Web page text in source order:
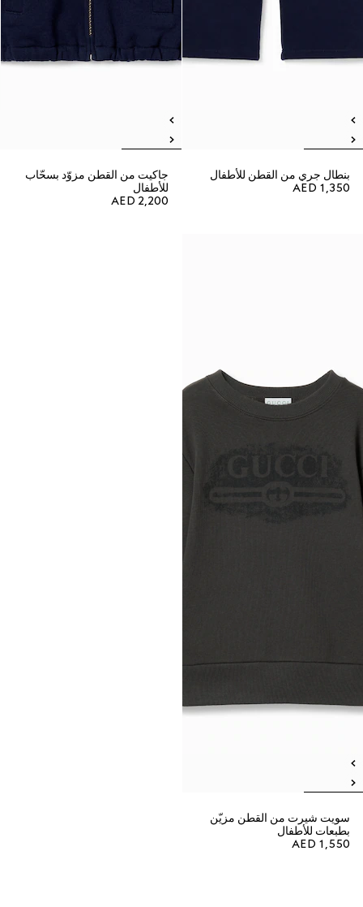
بنطال جري من القطن للأطفال
AED 1,350
جاكيت من القطن مزوّد بسحّاب
للأطفال
AED 2,200
سويت شيرت من القطن مزيّن
بطبعات للأطفال
AED 1,550